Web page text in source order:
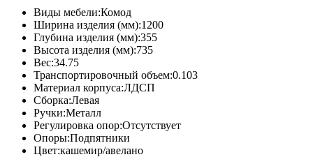
Виды мебели:Комод
Ширина изделия (мм):1200
Глубина изделия (мм):355
Высота изделия (мм):735
Вес:34.75
Транспортировочный объем:0.103
Материал корпуса:ЛДСП
Сборка:Левая
Ручки:Металл
Регулировка опор:Отсутствует
Опоры:Подпятники
Цвет:кашемир/авелано